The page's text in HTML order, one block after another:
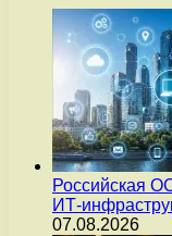
Российская
ИТ-
07.08.2026